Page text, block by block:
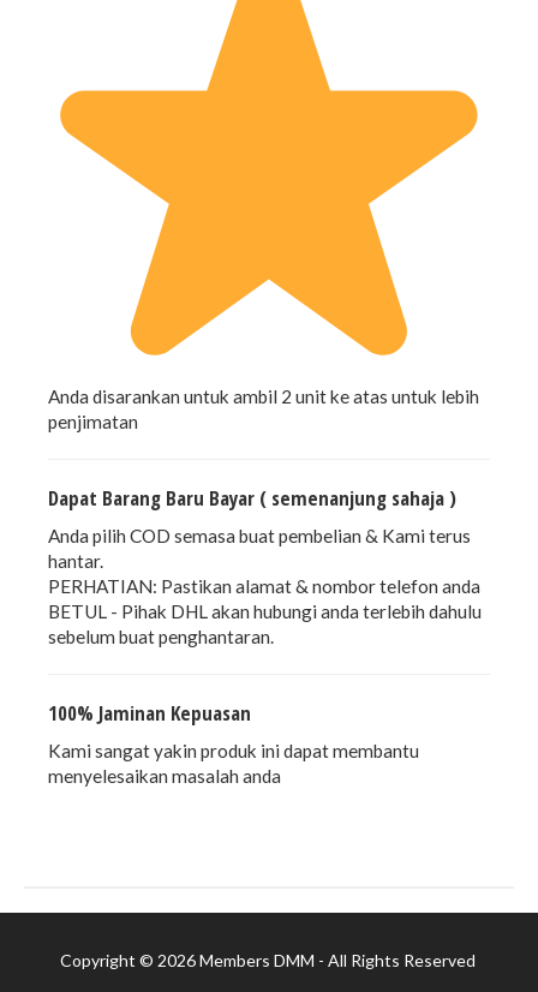
Anda disarankan untuk ambil 2 unit ke atas untuk lebih
penjimatan
Dapat Barang Baru Bayar ( semenanjung sahaja )
Anda pilih COD semasa buat pembelian & Kami terus
hantar.
PERHATIAN: Pastikan alamat & nombor telefon anda
BETUL - Pihak DHL akan hubungi anda terlebih dahulu
sebelum buat penghantaran.
100% Jaminan Kepuasan
Kami sangat yakin produk ini dapat membantu
menyelesaikan masalah anda
Copyright © 2026 Members DMM - All Rights Reserved